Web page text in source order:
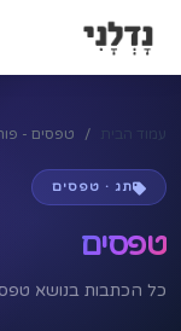
עמוד הבית טפסים -
תג · טפסים
טפסים
כל הכתבות בנושא